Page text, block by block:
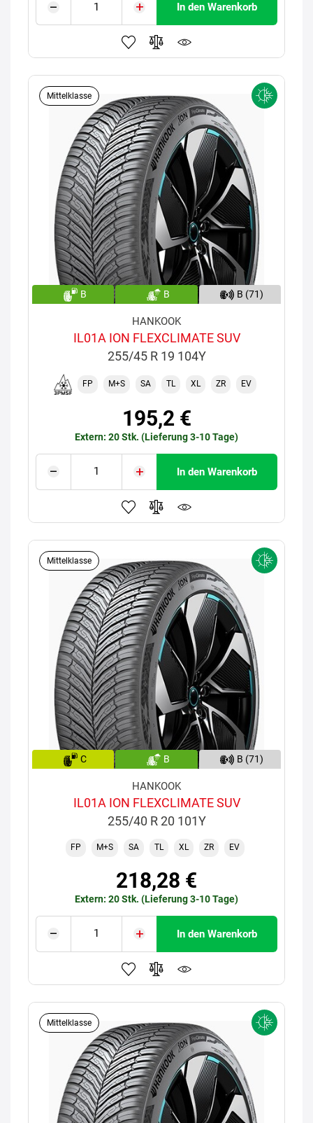
In den Warenkorb
Mittelklasse
B B B (71)
HANKOOK
IL01A ION FLEXCLIMATE SUV
255/45 R 19 104Y
FP M+S SA TL XL ZR EV
195,2 €
Extern: 20 Stk. (Lieferung 3-10 Tage)
In den Warenkorb
Mittelklasse
C B B (71)
HANKOOK
IL01A ION FLEXCLIMATE SUV
255/40 R 20 101Y
FP M+S SA TL XL ZR EV
218,28 €
Extern: 20 Stk. (Lieferung 3-10 Tage)
In den Warenkorb
Mittelklasse